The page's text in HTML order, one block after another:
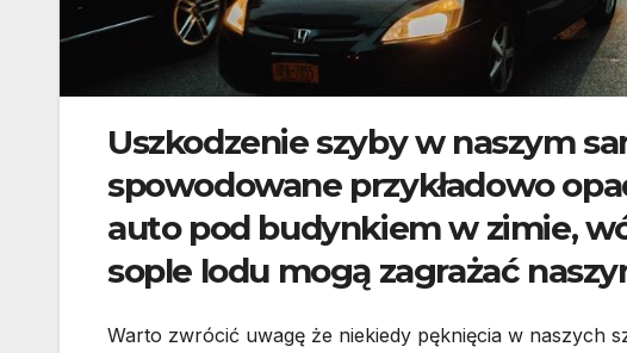
Uszkodzenie szyby w naszym
spowodowane przykładowo
auto pod budynkiem w zimie,
sople lodu mogą zagrażać
Warto zwrócić uwagę że niekiedy pęknięcia w naszych